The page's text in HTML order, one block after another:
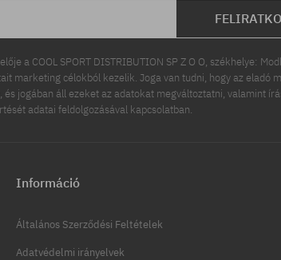
a COOL SPORT DISTRIBUTION SP Z O O, székhelye:
marketing célokból kezelik. Joga van tudni, hogy az eladó
jogában áll ezeket az adatokat megváltoztatni, valamint
adatai feldolgozásával kapcsolatban.
Információ
Általános Szerződési Feltételek
Adatvédelmi irányelvek